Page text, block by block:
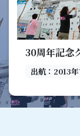
30周年記念
出航：2013